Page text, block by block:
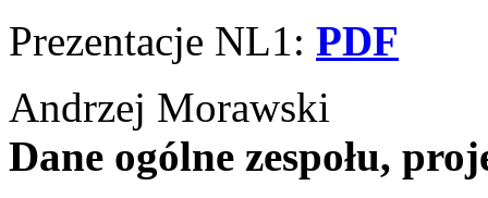
Prezentacje NL1: PDF
Andrzej Morawski
Dane ogólne zespołu,